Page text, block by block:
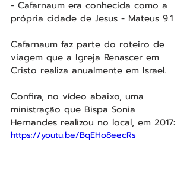
- Cafarnaum era conhecida como a
própria cidade de Jesus - Mateus 9.1
Cafarnaum faz parte do roteiro de
viagem que a Igreja Renascer em
Cristo realiza anualmente em Israel.
Confira, no vídeo abaixo, uma
ministração que Bispa Sonia
Hernandes realizou no local, em 2017:
https://youtu.be/BqEHo8eecRs